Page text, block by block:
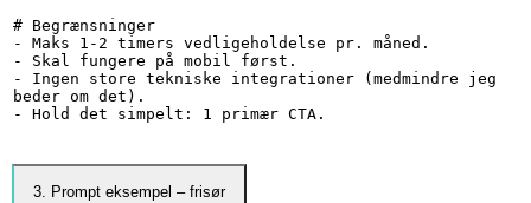
# Begrænsninger
- Maks 1-2 timers vedligeholdelse pr. måned.
- Skal fungere på mobil først.
- Ingen store tekniske integrationer (medmindre jeg
beder om det).
- Hold det simpelt: 1 primær CTA.
3. Prompt eksempel – frisør